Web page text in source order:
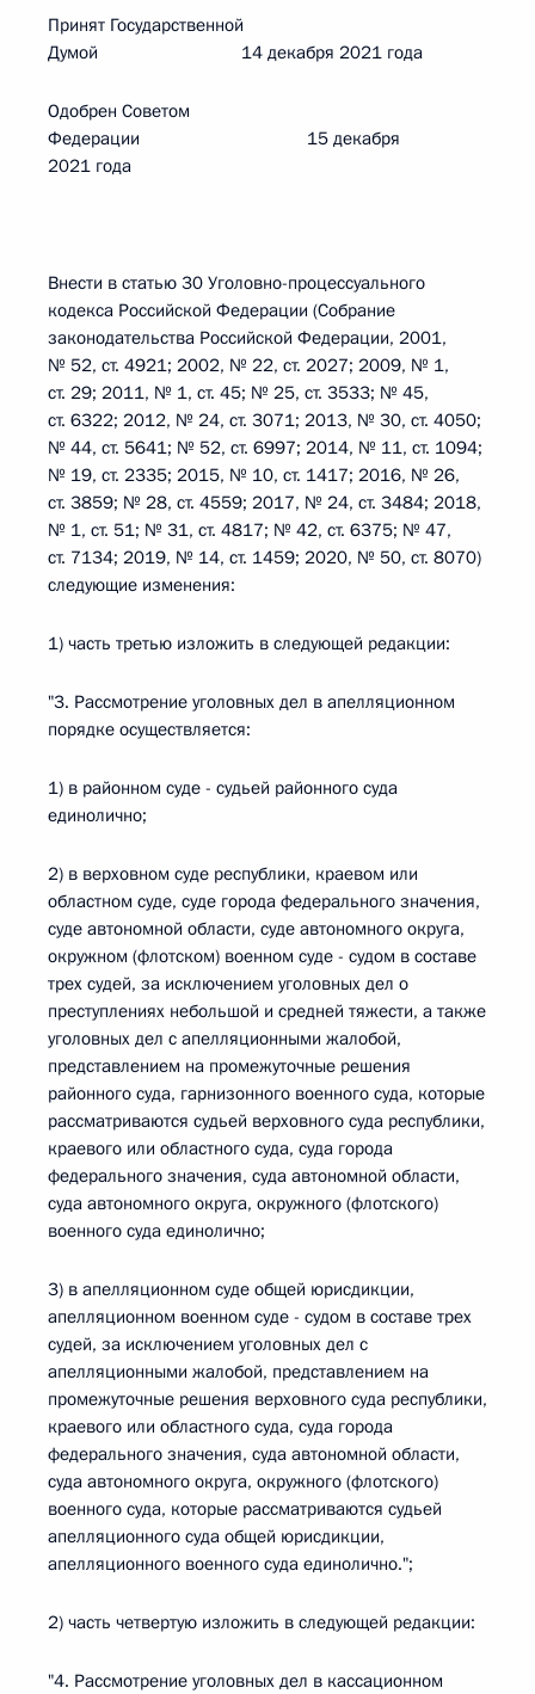
Принят Государственной
Думой 14 декабря 2021 года
Одобрен Советом
Федерации 15 декабря
2021 года
Внести в статью 30 Уголовно-процессуального
кодекса Российской Федерации (Собрание
законодательства Российской Федерации, 2001,
№ 52, ст. 4921; 2002, № 22, ст. 2027; 2009, № 1,
ст. 29; 2011, № 1, ст. 45; № 25, ст. 3533; № 45,
ст. 6322; 2012, № 24, ст. 3071; 2013, № 30, ст. 4050;
№ 44, ст. 5641; № 52, ст. 6997; 2014, № 11, ст. 1094;
№ 19, ст. 2335; 2015, № 10, ст. 1417; 2016, № 26,
ст. 3859; № 28, ст. 4559; 2017, № 24, ст. 3484; 2018,
№ 1, ст. 51; № 31, ст. 4817; № 42, ст. 6375; № 47,
ст. 7134; 2019, № 14, ст. 1459; 2020, № 50, ст. 8070)
следующие изменения:
1) часть третью изложить в следующей редакции:
"3. Рассмотрение уголовных дел в апелляционном
порядке осуществляется:
1) в районном суде - судьей районного суда
единолично;
2) в верховном суде республики, краевом или
областном суде, суде города федерального значения,
суде автономной области, суде автономного округа,
окружном (флотском) военном суде - судом в составе
трех судей, за исключением уголовных дел о
преступлениях небольшой и средней тяжести, а также
уголовных дел с апелляционными жалобой,
представлением на промежуточные решения
районного суда, гарнизонного военного суда, которые
рассматриваются судьей верховного суда республики,
краевого или областного суда, суда города
федерального значения, суда автономной области,
суда автономного округа, окружного (флотского)
военного суда единолично;
3) в апелляционном суде общей юрисдикции,
апелляционном военном суде - судом в составе трех
судей, за исключением уголовных дел с
апелляционными жалобой, представлением на
промежуточные решения верховного суда республики,
краевого или областного суда, суда города
федерального значения, суда автономной области,
суда автономного округа, окружного (флотского)
военного суда, которые рассматриваются судьей
апелляционного суда общей юрисдикции,
апелляционного военного суда единолично.";
2) часть четвертую изложить в следующей редакции:
"4. Рассмотрение уголовных дел в кассационном